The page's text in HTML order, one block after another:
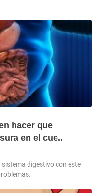
hacer que
en el cue..
digestivo con este